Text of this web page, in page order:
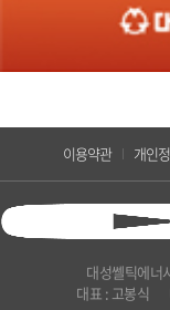
이용약관 개인
대성쎌틱에너
대표 : 고봉식